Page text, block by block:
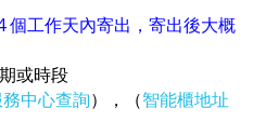
個工作天內寄出，寄出後大概
或時段
中心查詢），（智能櫃地址